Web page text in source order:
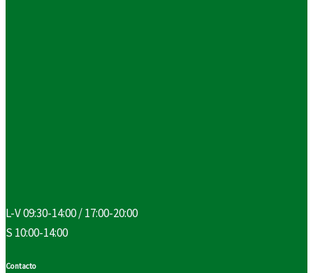
L-V 09:30-14:00 / 17:00-20:00
S 10:00-14:00
Contacto